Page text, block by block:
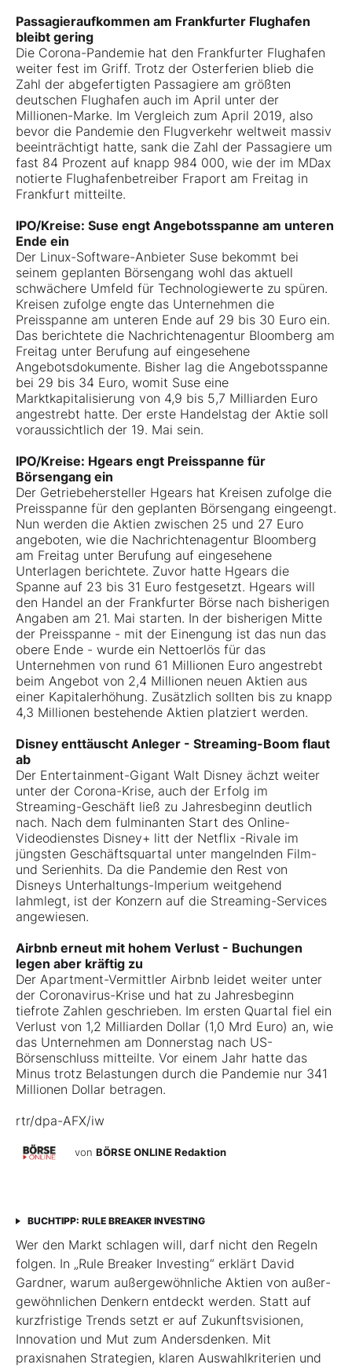
Passagieraufkommen am Frankfurter Flughafen
bleibt gering
Die Corona-Pandemie hat den Frankfurter Flughafen
weiter fest im Griff. Trotz der Osterferien blieb die
Zahl der abgefertigten Passagiere am größten
deutschen Flughafen auch im April unter der
Millionen-Marke. Im Vergleich zum April 2019, also
bevor die Pandemie den Flugverkehr weltweit massiv
beeinträchtigt hatte, sank die Zahl der Passagiere um
fast 84 Prozent auf knapp 984 000, wie der im MDax
notierte Flughafenbetreiber Fraport am Freitag in
Frankfurt mitteilte.
IPO/Kreise: Suse engt Angebotsspanne am unteren
Ende ein
Der Linux-Software-Anbieter Suse bekommt bei
seinem geplanten Börsengang wohl das aktuell
schwächere Umfeld für Technologiewerte zu spüren.
Kreisen zufolge engte das Unternehmen die
Preisspanne am unteren Ende auf 29 bis 30 Euro ein.
Das berichtete die Nachrichtenagentur Bloomberg am
Freitag unter Berufung auf eingesehene
Angebotsdokumente. Bisher lag die Angebotsspanne
bei 29 bis 34 Euro, womit Suse eine
Marktkapitalisierung von 4,9 bis 5,7 Milliarden Euro
angestrebt hatte. Der erste Handelstag der Aktie soll
voraussichtlich der 19. Mai sein.
IPO/Kreise: Hgears engt Preisspanne für
Börsengang ein
Der Getriebehersteller Hgears hat Kreisen zufolge die
Preisspanne für den geplanten Börsengang eingeengt.
Nun werden die Aktien zwischen 25 und 27 Euro
angeboten, wie die Nachrichtenagentur Bloomberg
am Freitag unter Berufung auf eingesehene
Unterlagen berichtete. Zuvor hatte Hgears die
Spanne auf 23 bis 31 Euro festgesetzt. Hgears will
den Handel an der Frankfurter Börse nach bisherigen
Angaben am 21. Mai starten. In der bisherigen Mitte
der Preisspanne - mit der Einengung ist das nun das
obere Ende - wurde ein Nettoerlös für das
Unternehmen von rund 61 Millionen Euro angestrebt
beim Angebot von 2,4 Millionen neuen Aktien aus
einer Kapitalerhöhung. Zusätzlich sollten bis zu knapp
4,3 Millionen bestehende Aktien platziert werden.
Disney enttäuscht Anleger - Streaming-Boom flaut
ab
Der Entertainment-Gigant Walt Disney ächzt weiter
unter der Corona-Krise, auch der Erfolg im
Streaming-Geschäft ließ zu Jahresbeginn deutlich
nach. Nach dem fulminanten Start des Online-
Videodienstes Disney+ litt der Netflix -Rivale im
jüngsten Geschäftsquartal unter mangelnden Film-
und Serienhits. Da die Pandemie den Rest von
Disneys Unterhaltungs-Imperium weitgehend
lahmlegt, ist der Konzern auf die Streaming-Services
angewiesen.
Airbnb erneut mit hohem Verlust - Buchungen
legen aber kräftig zu
Der Apartment-Vermittler Airbnb leidet weiter unter
der Coronavirus-Krise und hat zu Jahresbeginn
tiefrote Zahlen geschrieben. Im ersten Quartal fiel ein
Verlust von 1,2 Milliarden Dollar (1,0 Mrd Euro) an, wie
das Unternehmen am Donnerstag nach US-
Börsenschluss mitteilte. Vor einem Jahr hatte das
Minus trotz Belastungen durch die Pandemie nur 341
Millionen Dollar betragen.
rtr/dpa-AFX/iw
von BÖRSE ONLINE Redaktion
BUCHTIPP: RULE BREAKER INVESTING
Wer den Markt schlagen will, darf nicht den Regeln
folgen. In „Rule Breaker Investing“ erklärt David
Gardner, warum außergewöhnliche Aktien von außer­
gewöhnlichen Denkern entdeckt werden. Statt auf
kurzfristige Trends setzt er auf Zukunftsvisionen,
Innovation und Mut zum Andersdenken. Mit
praxisnahen Strategien, klaren Auswahlkriterien und